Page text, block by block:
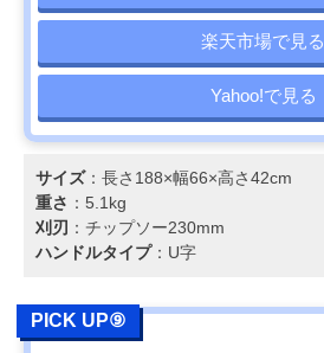
楽天市場で見る
Yahoo!で見る
サイズ：長さ188×幅66×高さ42cm
重さ ：5.1kg
刈刃 ：チップソー230mm
ハンドルタイプ：U字
PICK UP⑨